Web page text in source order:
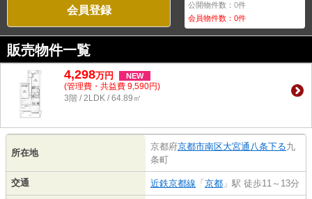
会員登録 公開物件数：0件
会員物件数：0件
販売物件一覧
4,298万円 NEW
(管理費・共益費 9,590円)
3階 / 2LDK / 64.89㎡
所在地
京都府京都市南区大宮通八条下る九
条町
交通 近鉄京都線 「 京都 」駅 徒歩11～13分